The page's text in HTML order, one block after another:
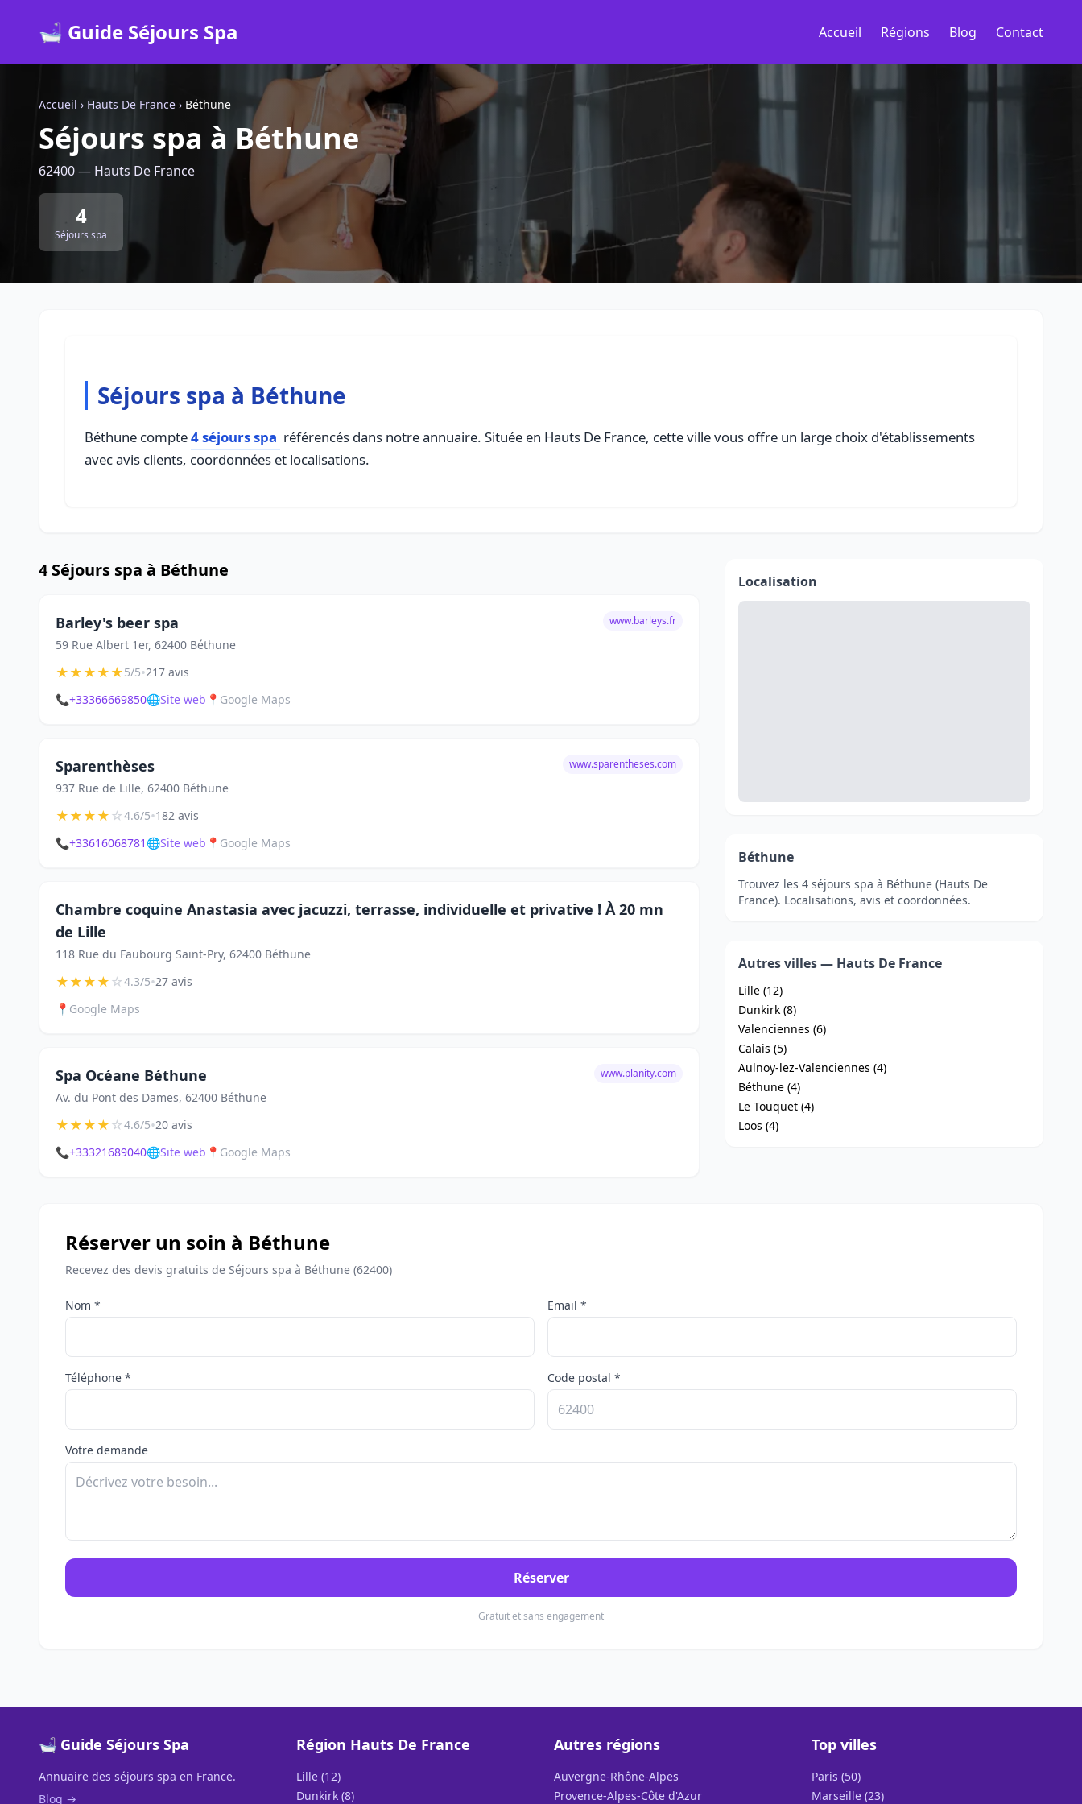
🛁 Guide Séjours Spa Accueil Régions Blog Contact
Accueil › Hauts De France › Béthune
Séjours spa à Béthune
62400 — Hauts De France
4
Séjours spa
Séjours spa à Béthune
Béthune compte4 séjours spa référencés dans notre annuaire. Située en Hauts De France, cette ville vous offre un large choix d'établissements
avec avis clients, coordonnées et localisations.
4 Séjours spa à Béthune
Barley's beer spa
59 Rue Albert 1er, 62400 Béthune
www.barleys.fr
★★★★★5/5•217 avis
📞+33366669850🌐Site web 📍 Google Maps
Sparenthèses
937 Rue de Lille, 62400 Béthune
www.sparentheses.com
★★★★☆4.6/5•182 avis
📞+33616068781 🌐Site web 📍 Google Maps
Chambre coquine Anastasia avec jacuzzi, terrasse, individuelle et privative ! À 20 mn
de Lille
118 Rue du Faubourg Saint-Pry, 62400 Béthune
★★★★☆4.3/5•27 avis
📍 Google Maps
Spa Océane Béthune
Av. du Pont des Dames, 62400 Béthune
www.planity.com
★★★★☆4.6/5•20 avis
📞+33321689040🌐Site web 📍 Google Maps
Localisation
Béthune
Trouvez les 4 séjours spa à Béthune (Hauts De
France). Localisations, avis et coordonnées.
Autres villes — Hauts De France
Lille (12)
Dunkirk (8)
Valenciennes (6)
Calais (5)
Aulnoy-lez-Valenciennes (4)
Béthune (4)
Le Touquet (4)
Loos (4)
Réserver un soin à Béthune
Recevez des devis gratuits de Séjours spa à Béthune (62400)
Nom * Email *
Téléphone * Code postal *
Votre demande
Réserver
Gratuit et sans engagement
🛁 Guide Séjours Spa
Annuaire des séjours spa en France.
Blog →
Région Hauts De France
Lille (12)
Dunkirk (8)
Autres régions
Auvergne-Rhône-Alpes
Provence-Alpes-Côte d'Azur
Top villes
Paris (50)
Marseille (23)